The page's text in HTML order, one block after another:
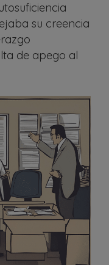
su creencia
de apego al